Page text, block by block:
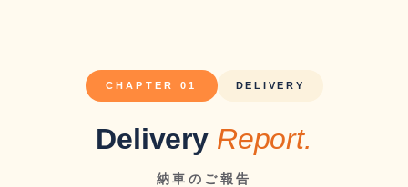
CHAPTER 01 DELIVERY
Delivery Report.
納車のご報告